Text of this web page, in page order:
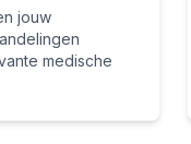
jouw
medische